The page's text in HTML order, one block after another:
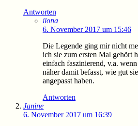
Antworten
ilona
6. November 2017 um 15:46
Die Legende ging mir nicht
ich sie zum ersten Mal gehört
einfach faszinierend, v.a.
näher damit befasst, wie gut
angepasst haben.
Antworten
Janine
6. November 2017 um 16:39